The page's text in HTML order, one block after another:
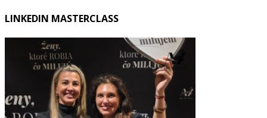
LINKEDIN MASTERCLASS